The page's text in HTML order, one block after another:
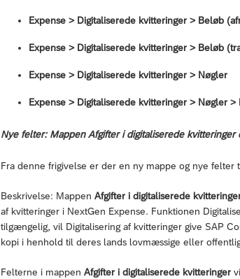
Expense > Digitaliserede kvitteringer > Beløb
Expense > Digitaliserede kvitteringer > Beløb
Expense > Digitaliserede kvitteringer > Nøgler
Expense > Digitaliserede kvitteringer > Nøgler
Nye felter: Mappen Afgifter i digitaliserede
Fra denne frigivelse er der en ny mappe og nye felter
Beskrivelse: Mappen Afgifter i digitaliserede
af kvitteringer i NextGen Expense. Funktionen
tilgængelig, vil Digitalisering af kvitteringer give SAP
kopi i henhold til deres lands lovmæssige eller
Felterne i mappen Afgifter i digitaliserede kvitteringer